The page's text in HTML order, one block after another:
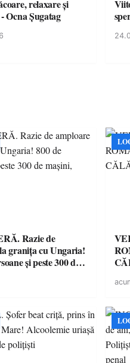
relaxare și
Ocna Șugatag
Razie de
granița cu Ungaria!
și peste 300 de